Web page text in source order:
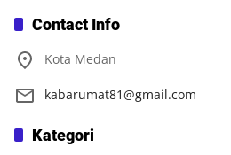
Contact Info
Kota Medan
kabarumat81@gmail.com
Kategori